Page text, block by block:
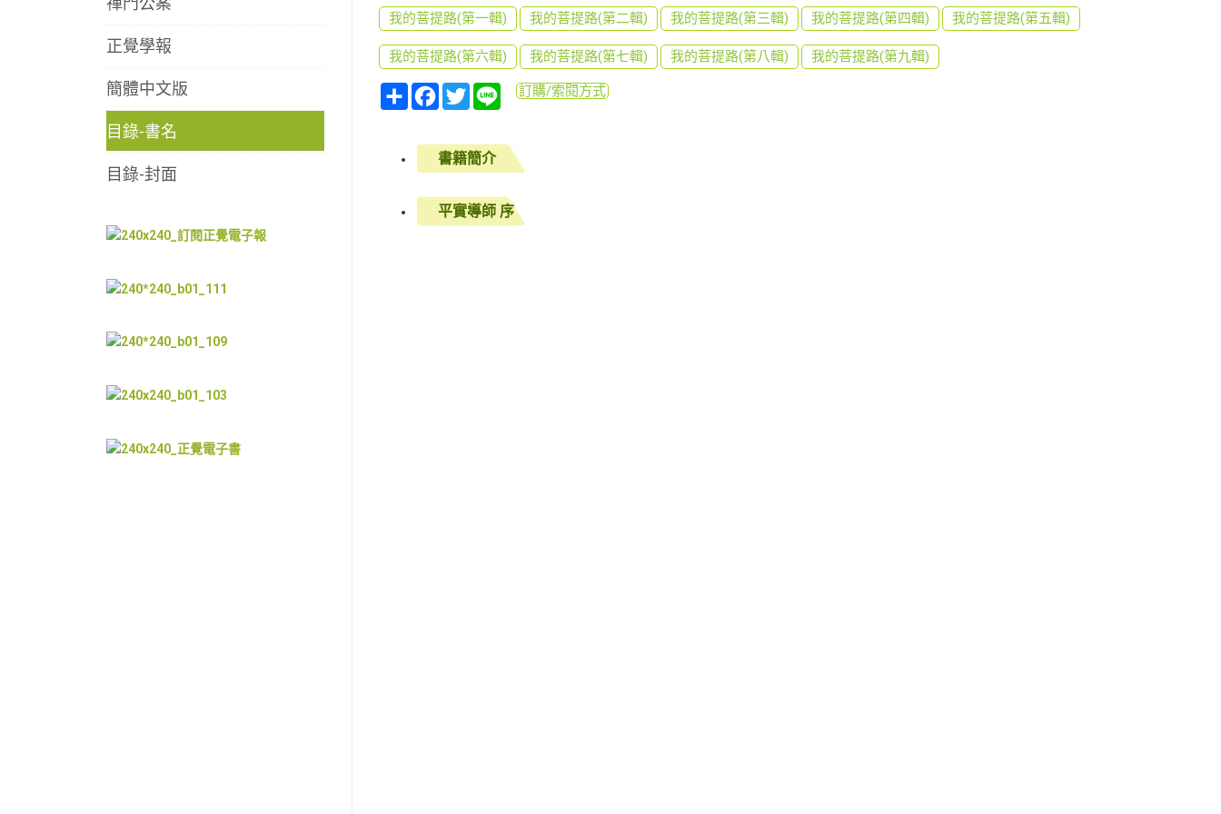
我的菩提路(第一輯) 我的菩提路(第二輯) 我的菩提路(第三輯) 我的菩提路(第四輯) 我的菩提路(第五輯)
我的菩提路(第六輯) 我的菩提路(第七輯) 我的菩提路(第八輯) 我的菩提路(第九輯)
分
享
Facebook
Twitter Line訂購/索閱方式
書籍簡介
平實導師 序
正覺學報
簡體中文版
目錄-書名
目錄-封面